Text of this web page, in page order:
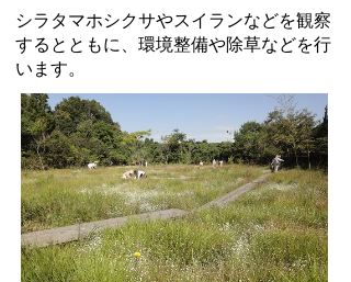
シラタマホシクサやスイランなどを観察
するとともに、環境整備や除草などを行
います。